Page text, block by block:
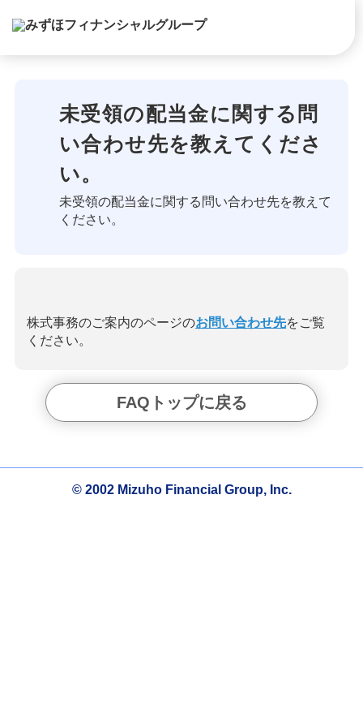
未受領の配当金に関する問
い合わせ先を教えてくださ
い。
未受領の配当金に関する問い合わせ先を教えて
ください。
株式事務のご案内のページのお問い合わせ先をご覧
ください。
FAQトップに戻る
© 2002 Mizuho Financial Group, Inc.